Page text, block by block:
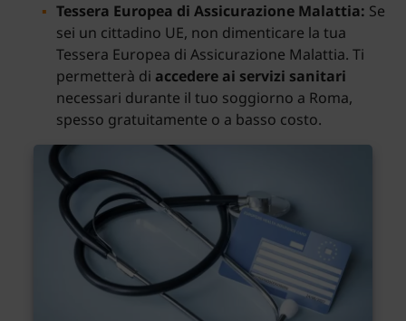
Tessera Europea di Assicurazione Malattia: Se
sei un cittadino UE, non dimenticare la tua
Tessera Europea di Assicurazione Malattia. Ti
permetterà di accedere ai servizi sanitari
necessari durante il tuo soggiorno a Roma,
spesso gratuitamente o a basso costo.